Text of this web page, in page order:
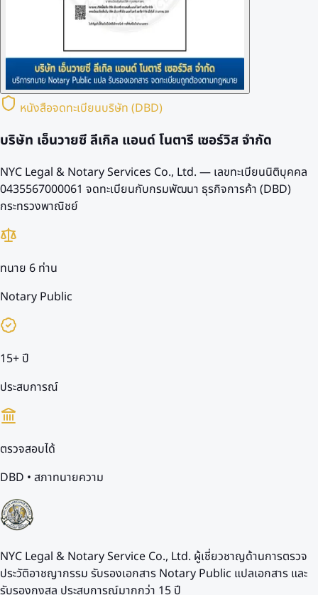
หนังสือจดทะเบียนบริษัท (DBD)
บริษัท เอ็นวายซี ลีเกิล แอนด์ โนตารี เซอร์วิส จำกัด
NYC Legal & Notary Services Co., Ltd. — เลขทะเบียนนิติบุคคล
0435567000061 จดทะเบียนกับกรมพัฒนา ธุรกิจการค้า (DBD)
กระทรวงพาณิชย์
ทนาย 6 ท่าน
Notary Public
15+ ปี
ประสบการณ์
ตรวจสอบได้
DBD • สภาทนายความ
NYC Legal & Notary Service Co., Ltd. ผู้เชี่ยวชาญด้านการตรวจ
ประวัติอาชญากรรม รับรองเอกสาร Notary Public แปลเอกสาร และ
รับรองกงสุล ประสบการณ์มากกว่า 15 ปี